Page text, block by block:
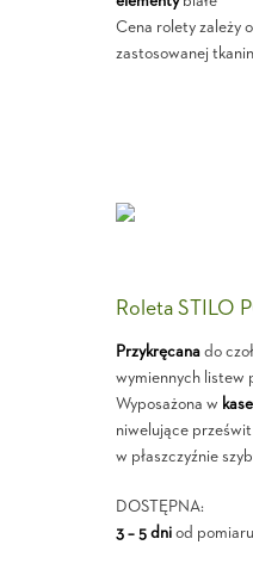
Cena rolety zależy
zastosowanej
Roleta STILO
Przykręcanado
wymiennych listew
Wyposażona w
niwelujące
w płaszczyźnie
DOSTĘPNA:
3 – 5 dniod pomiaru